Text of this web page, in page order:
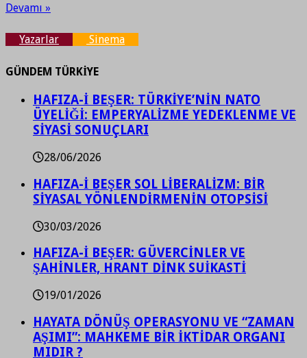
Devamı »
Yazarlar Sinema
GÜNDEM TÜRKİYE
HAFIZA-İ BEŞER: TÜRKİYE’NİN NATO
ÜYELİĞİ: EMPERYALİZME YEDEKLENME VE
SİYASİ SONUÇLARI
28/06/2026
HAFIZA-İ BEŞER SOL LİBERALİZM: BİR
SİYASAL YÖNLENDİRMENİN OTOPSİSİ
30/03/2026
HAFIZA-İ BEŞER: GÜVERCİNLER VE
ŞAHİNLER, HRANT DİNK SUİKASTİ
19/01/2026
HAYATA DÖNÜŞ OPERASYONU VE “ZAMAN
AŞIMI”: MAHKEME BİR İKTİDAR ORGANI
MIDIR ?